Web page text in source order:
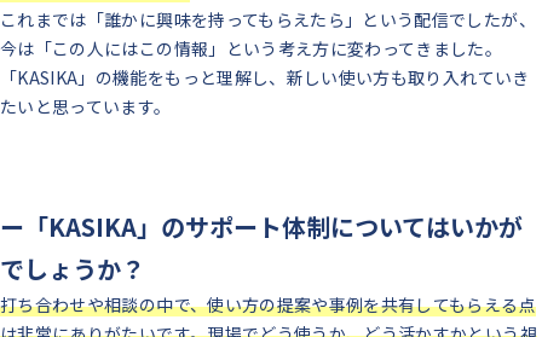
これまでは「誰かに興味を持ってもらえたら」という配信でしたが、
今は「この人にはこの情報」という考え方に変わってきました。
「KASIKA」の機能をもっと理解し、新しい使い方も取り入れていき
たいと思っています。
ー「KASIKA」のサポート体制についてはいかが
でしょうか？
打ち合わせや相談の中で、使い方の提案や事例を共有してもらえる点